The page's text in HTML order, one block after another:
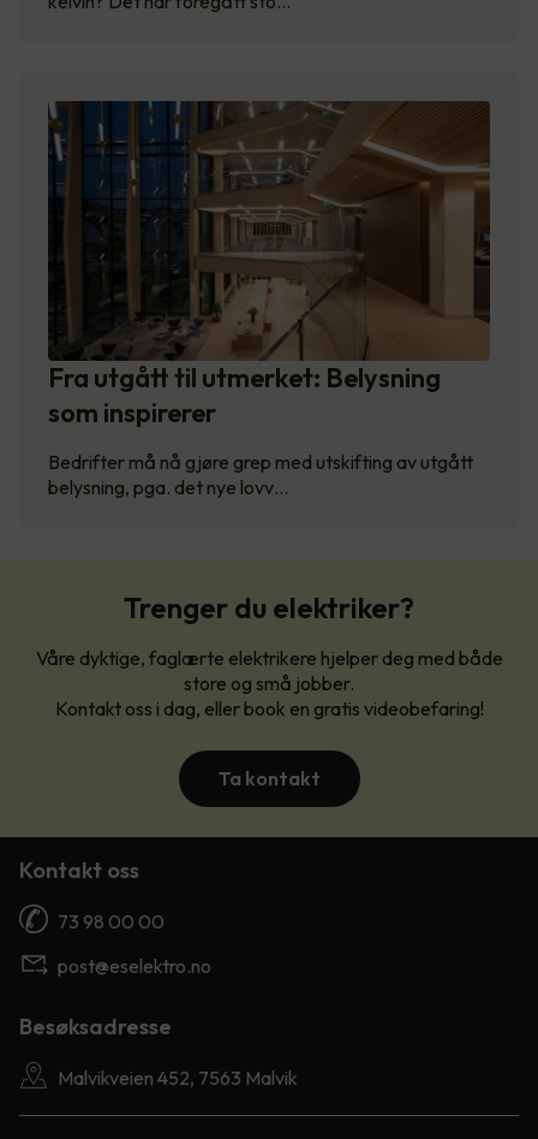
Fra utgått til utmerket: Belysning
som inspirerer
Bedrifter må nå gjøre grep med utskifting av utgått
belysning, pga. det nye lovv…
Trenger du elektriker?
Våre dyktige, faglærte elektrikere hjelper deg med både
store og små jobber.
Kontakt oss i dag, eller book en gratis videobefaring!
Ta kontakt
Kontakt oss
73 98 00 00
post@eselektro.no
Besøksadresse
Malvikveien 452, 7563 Malvik